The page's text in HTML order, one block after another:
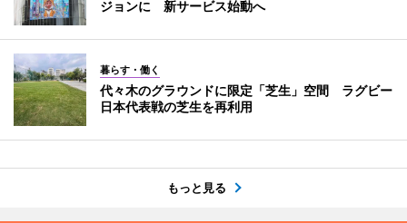
ジョンに 新サービス始動へ
暮らす・働く
代々木のグラウンドに限定「芝生」空間 ラグビー
日本代表戦の芝生を再利用
もっと見る